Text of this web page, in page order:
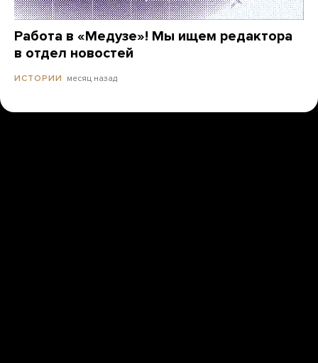
Работа в «Медузе»! Мы ищем редактора
в отдел новостей
ИСТОРИИ месяц назад